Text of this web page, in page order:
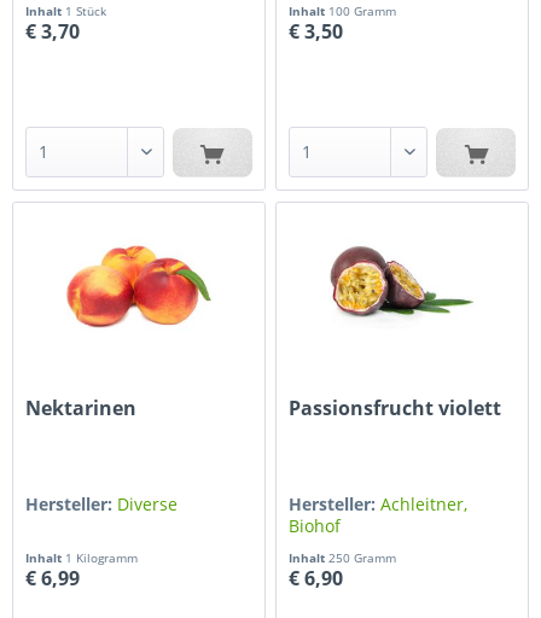
Inhalt 1 Stück
€ 3,70
Inhalt 100 Gramm
€ 3,50
Nektarinen
Hersteller: Diverse
Inhalt 1 Kilogramm
€ 6,99
Passionsfrucht violett
Hersteller: Achleitner,
Biohof
Inhalt 250 Gramm
€ 6,90